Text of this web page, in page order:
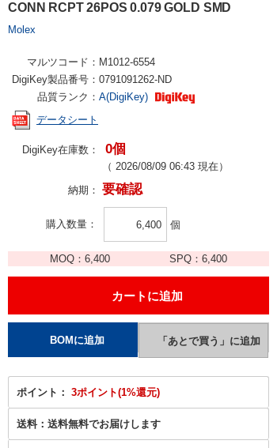
CONN RCPT 26POS 0.079 GOLD SMD
Molex
マルツコード： M1012-6554
DigiKey製品番号： 0791091262-ND
品質ランク： A(DigiKey)
データシート
DigiKey在庫数： 0個
（ 2026/08/09 06:43 現在）
納期： 要確認
購入数量 個
MOQ： 6,400 SPQ：6,400
ポイント： 3ポイント(1%還元)
送料： 送料無料でお届けします